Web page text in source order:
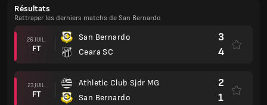
Résultats
Rattraper les derniers matchs de San Bernardo
26 JUIL.
FT
San Bernardo
Ceara SC
3
4
23 JUIL.
FT
Athletic Club Sjdr MG
San Bernardo
2
1